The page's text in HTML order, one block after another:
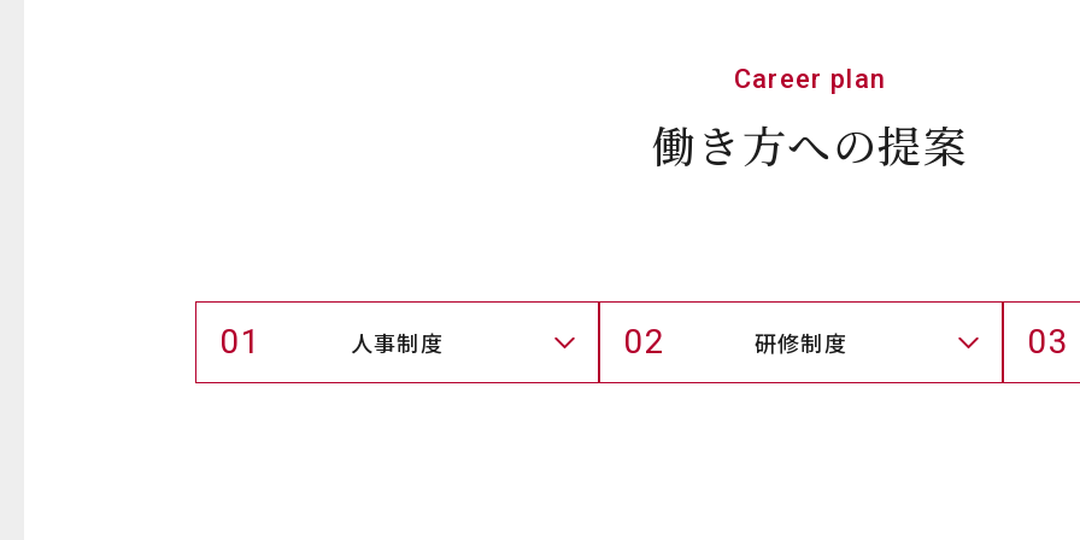
Career plan
働き方への提案
01 人事制度 02 研修制度 03